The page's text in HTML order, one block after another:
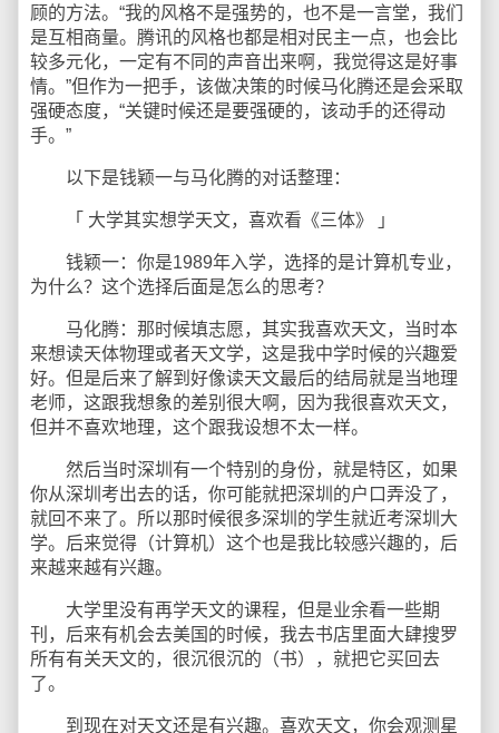
顾的方法。“我的风格不是强势的，也不是一言堂，我们
是互相商量。腾讯的风格也都是相对民主一点，也会比
较多元化，一定有不同的声音出来啊，我觉得这是好事
情。”但作为一把手，该做决策的时候马化腾还是会采取
强硬态度，“关键时候还是要强硬的，该动手的还得动
手。”
以下是钱颖一与马化腾的对话整理：
「 大学其实想学天文，喜欢看《三体》 」
钱颖一：你是1989年入学，选择的是计算机专业，
为什么？这个选择后面是怎么的思考？
马化腾：那时候填志愿，其实我喜欢天文，当时本
来想读天体物理或者天文学，这是我中学时候的兴趣爱
好。但是后来了解到好像读天文最后的结局就是当地理
老师，这跟我想象的差别很大啊，因为我很喜欢天文，
但并不喜欢地理，这个跟我设想不太一样。
然后当时深圳有一个特别的身份，就是特区，如果
你从深圳考出去的话，你可能就把深圳的户口弄没了，
就回不来了。所以那时候很多深圳的学生就近考深圳大
学。后来觉得（计算机）这个也是我比较感兴趣的，后
来越来越有兴趣。
大学里没有再学天文的课程，但是业余看一些期
刊，后来有机会去美国的时候，我去书店里面大肆搜罗
所有有关天文的，很沉很沉的（书），就把它买回去
了。
到现在对天文还是有兴趣。喜欢天文，你会观测星